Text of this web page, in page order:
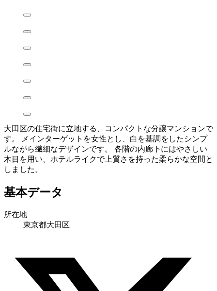
大田区の住宅街に立地する、コンパクトな分譲マンションで
す。 メインターゲットを女性とし、白を基調をしたシンプ
ルながら繊細なデザインです。 各階の内廊下にはやさしい
木目を用い、ホテルライクで上質さを持った柔らかな空間と
しました。
基本データ
所在地
東京都大田区